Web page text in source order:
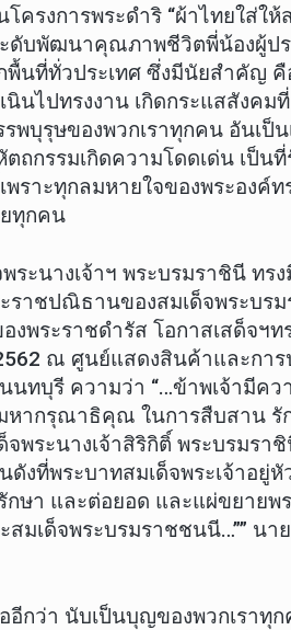
ครงการพระดำริ “ผ้าไทยใส่ให้
ดับพัฒนาคุณภาพชีวิตพี่น้องผู้ป
พื้นที่ทั่วประเทศ ซึ่งมีนัยสำคัญ
นินไปทรงงาน เกิดกระแสสังค
บุรุษของพวกเราทุกคน อันเป็
ถกรรมเกิดความโดดเด่น เป็น
ราะทุกลมหายใจของพระองค์ท
ทุกคน
ระนางเจ้าฯ พระบรมราชินี ท
ราชปณิธานของสมเด็จพระบร
งพระราชดำรัส โอกาสเสด็จฯท
ณ ศูนย์แสดงสินค้าและกา
นทบุรี ความว่า “…ข้าพเจ้ามีค
หากรุณาธิคุณ ในการสืบสาน รั
พระนางเจ้าสิริกิติ์ พระบรมรา
งที่พระบาทสมเด็จพระเจ้าอยู่หั
ษา และต่อยอด และแผ่ขยายพ
มเด็จพระบรมราชชนนี…”” นา
อีกว่า นับเป็นบุญของพวกเราทุ